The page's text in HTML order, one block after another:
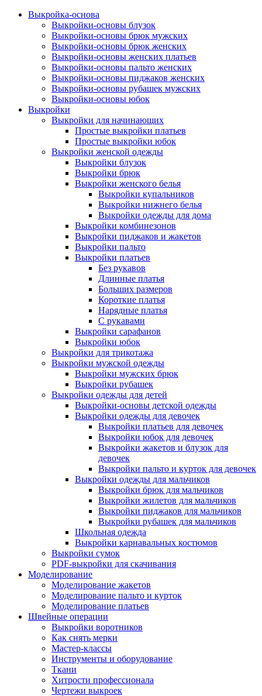
Выкройка-основа
Выкройки-основы блузок
Выкройки-основы брюк мужских
Выкройки-основы брюк женских
Выкройки-основы женских платьев
Выкройки-основы пальто женских
Выкройки-основы пиджаков женских
Выкройки-основы рубашек мужских
Выкройки-основы юбок
Выкройки
Выкройки для начинающих
Простые выкройки платьев
Простые выкройки юбок
Выкройки женской одежды
Выкройки блузок
Выкройки брюк
Выкройки женского белья
Выкройки купальников
Выкройки нижнего белья
Выкройки одежды для дома
Выкройки комбинезонов
Выкройки пиджаков и жакетов
Выкройки пальто
Выкройки платьев
Без рукавов
Длинные платья
Больших размеров
Короткие платья
Нарядные платья
С рукавами
Выкройки сарафанов
Выкройки юбок
Выкройки для трикотажа
Выкройки мужской одежды
Выкройки мужских брюк
Выкройки рубашек
Выкройки одежды для детей
Выкройки-основы детской одежды
Выкройки одежды для девочек
Выкройки платьев для девочек
Выкройки юбок для девочек
Выкройки жакетов и блузок для
девочек
Выкройки пальто и курток для девочек
Выкройки одежды для мальчиков
Выкройки брюк для мальчиков
Выкройки жилетов для мальчиков
Выкройки пиджаков для мальчиков
Выкройки рубашек для мальчиков
Школьная одежда
Выкройки карнавальных костюмов
Выкройки сумок
PDF-выкройки для скачивания
Моделирование
Моделирование жакетов
Моделирование пальто и курток
Моделирование платьев
Швейные операции
Выкройки воротников
Как снять мерки
Мастер-классы
Инструменты и оборудование
Ткани
Хитрости профессионала
Чертежи выкроек